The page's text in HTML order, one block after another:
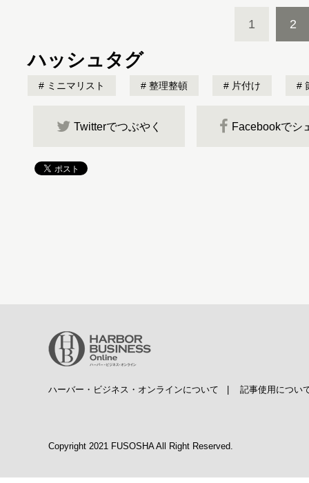
1 2
ハッシュタグ
ミニマリスト 整理整頓 片付け
Twitterでつぶやく Facebookでシ
ハーバー・ビジネス・オンラインについて 記事使用につい
Copyright 2021 FUSOSHA All Right Reserved.